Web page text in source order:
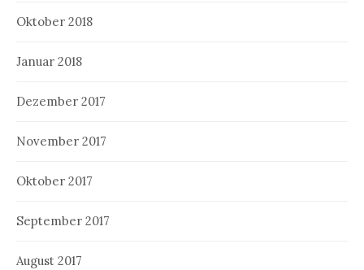
Oktober 2018
Januar 2018
Dezember 2017
November 2017
Oktober 2017
September 2017
August 2017